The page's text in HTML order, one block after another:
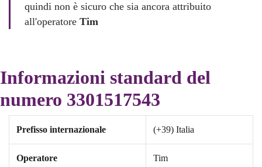
quindi non è sicuro che sia ancora attribuito
all'operatoreTim
Informazioni standard del
numero 3301517543
Prefisso internazionale (+39) Italia
Operatore Tim